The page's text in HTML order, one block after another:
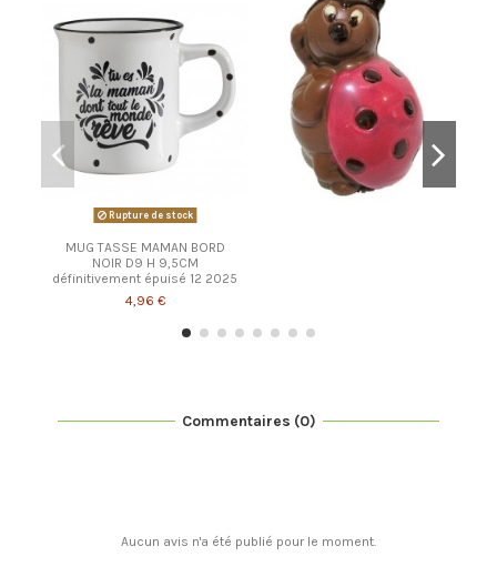
Rupture de stock
MUG TASSE MAMAN BORD
NOIR D9 H 9,5CM
définitivement épuisé 12 2025
4,96 €
Commentaires (0)
Aucun avis n'a été publié pour le moment.